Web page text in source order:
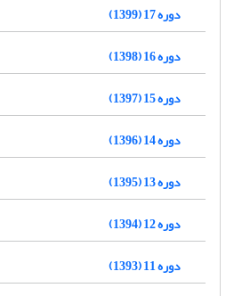
دوره 17 (1399)
دوره 16 (1398)
دوره 15 (1397)
دوره 14 (1396)
دوره 13 (1395)
دوره 12 (1394)
دوره 11 (1393)